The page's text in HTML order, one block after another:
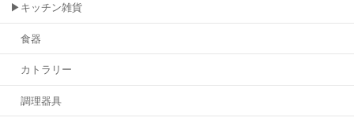
▶キッチン雑貨
食器
カトラリー
調理器具